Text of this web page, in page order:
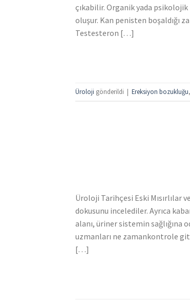
çıkabilir. Organik yada
oluşur. Kan penisten boşaldığı
Testesteron […]
Üroloji gönderildi | Ereksiyon bozukluğu,
Üroloji Tarihçesi Eski Mısırlılar
dokusunu incelediler. Ayrıca
alanı, üriner sistemin sağlığına
uzmanları ne zamankontrole
[…]